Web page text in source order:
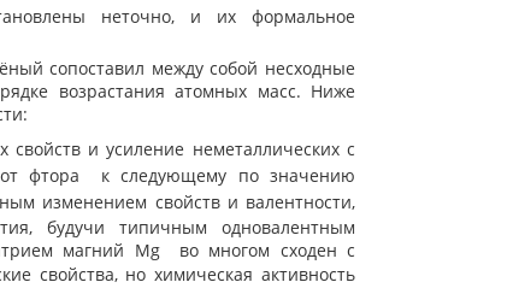
неточно, и их формальное
сопоставил между собой несходные
возрастания атомных масс. Ниже
свойств и усиление неметаллических с
фтора
к следующему по значению
изменением свойств и валентности,
будучи типичным одновалентным
магний Mg
во многом сходен с
свойства, но химическая активность